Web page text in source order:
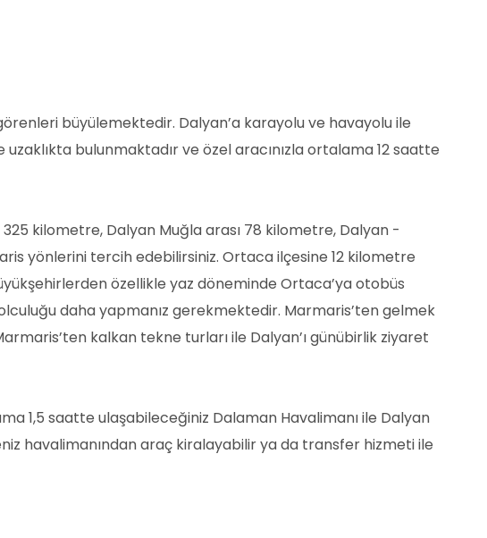
büyülemektedir. Dalyan’a karayolu ve havayolu ile
bulunmaktadır ve özel aracınızla ortalama 12 saatte
kilometre, Dalyan Muğla arası 78 kilometre, Dalyan -
yönlerini tercih edebilirsiniz. Ortaca ilçesine 12 kilometre
özellikle yaz döneminde Ortaca’ya otobüs
daha yapmanız gerekmektedir. Marmaris’ten gelmek
kalkan tekne turları ile Dalyan’ı günübirlik ziyaret
1,5 saatte ulaşabileceğiniz Dalaman Havalimanı ile Dalyan
havalimanından araç kiralayabilir ya da transfer hizmeti ile